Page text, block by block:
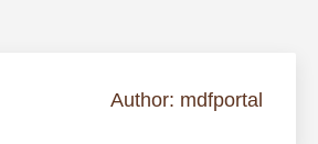
Author: mdfportal